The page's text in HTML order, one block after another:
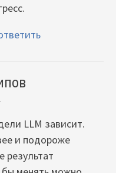
LLM зависит.
и подороже
результат